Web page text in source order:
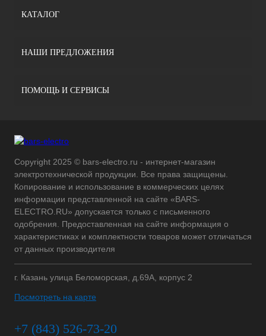
КАТАЛОГ
НАШИ ПРЕДЛОЖЕНИЯ
ПОМОЩЬ И СЕРВИСЫ
Copyright 2025 © bars-electro.ru - интернет-магазин
электротехнической продукции. Все права защищены.
Копирование и использование в коммерческих целях
информации представленной на сайте «BARS-
ELECTRO.RU» допускается только с письменного
одобрения. Предоставленная на сайте информация о
характеристиках и комплектности товаров может отличаться
от данных производителя
г. Казань улица Беломорская, д.69А, корпус 2
Посмотреть на карте
+7 (843) 526-73-20